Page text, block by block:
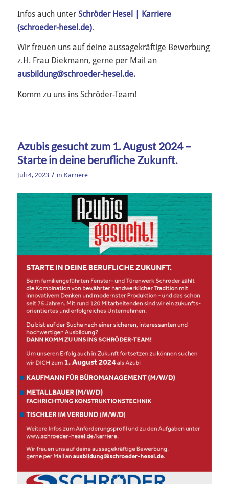
Infos auch unter Schröder Hesel | Karriere
(schroeder-hesel.de).
Wir freuen uns auf deine aussagekräftige Bewerbung
z.H. Frau Diekmann, gerne per Mail an
ausbildung@schroeder-hesel.de.
Komm zu uns ins Schröder-Team!
Azubis gesucht zum 1. August 2024 –
Starte in deine berufliche Zukunft.
Juli 4, 2023 / in Karriere